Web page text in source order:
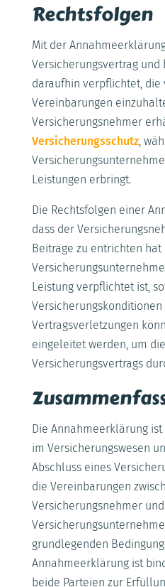
Rechtsfolgen
Mit der
Versicherungsvertrag und
daraufhin verpflichtet, die
Vereinbarungen
Versicherungsnehmer
Versicherungsschutz,
Leistungen erbringt.
Die Rechtsfolgen einer
dass der
Beiträge zu entrichten hat
Leistung verpflichtet ist,
Vertragsverletzungen
eingeleitet werden, um
Versicherungsvertrags
Die Annahmeerklärung
im Versicherungswesen
Abschluss eines
die Vereinbarungen
Versicherungsnehmer und
grundlegenden
Annahmeerklärung ist
beide Parteien zur